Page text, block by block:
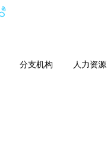
分支机构 人力资源